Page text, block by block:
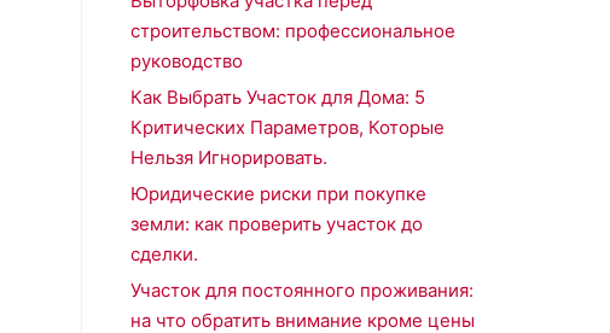
строительством: профессиональное
руководство
Как Выбрать Участок для Дома: 5
Критических Параметров, Которые
Нельзя Игнорировать.
Юридические риски при покупке
земли: как проверить участок до
сделки.
Участок для постоянного проживания:
на что обратить внимание кроме цены